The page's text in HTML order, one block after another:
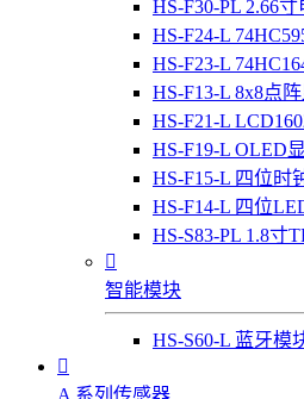
HS-F30-PL 2.66
HS-F24-L
HS-F23-L
HS-F13-L 8x8点
HS-F21-L
HS-F19-L OLED
HS-F15-L 四位时
HS-F14-L 四位
HS-S83-PL 1.8寸

智能模块
HS-S60-L 蓝牙模
